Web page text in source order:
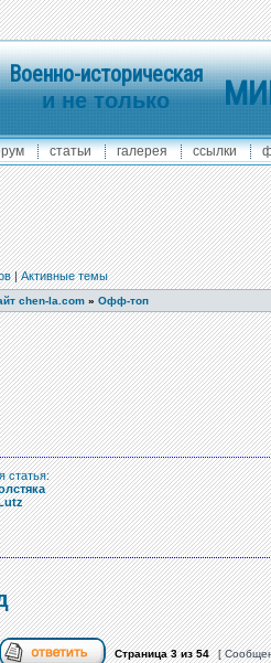
Военно-историческая
и не только
статьи галерея ссылки
|Активные темы
chen-la.com » Офф-топ
статья:
Страница3из54 [